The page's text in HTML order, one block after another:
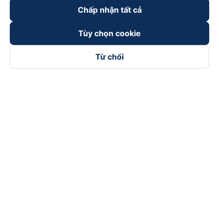
Chấp nhận tất cả
Tùy chọn cookie
Từ chối